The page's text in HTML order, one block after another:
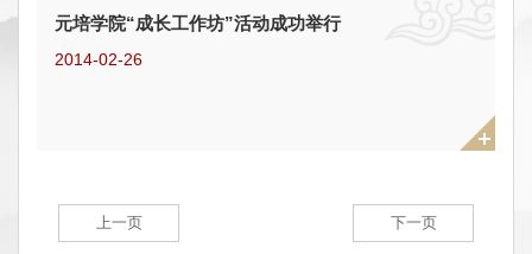
元培学院“成长工作坊”活动成功举行
2014-02-26
上一页 下一页